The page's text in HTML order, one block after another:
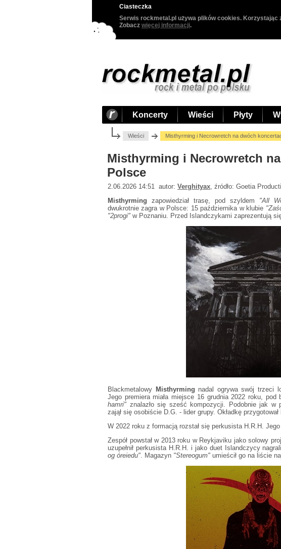
Ciasteczka
Serwis rockmetal.pl używa plików cookies. Korzystając
Zobacz więcej informacji.
Koncerty Wieści Płyty
Wieści Misthyrming i Necrowretch na dwóch
Misthyrming i Necrowretch
Polsce
2.06.2026 14:51 autor: Verghityax , źródło: Goetia
Misthyrming zapowiedział trasę, pod szyldem "All
dwukrotnie zagra w Polsce: 15 października w klubie
"2progi" w Poznaniu. Przed Islandczykami zaprezentują
Blackmetalowy Misthyrming nadal ogrywa swój trzeci
Jego premiera miała miejsce 16 grudnia 2022 roku, pod
hamri" znalazło się sześć kompozycji. Podobnie jak w
zajął się osobiście D.G. - lider grupy. Okładkę przygotował
W 2022 roku z formacją rozstał się perkusista H.R.H.
Zespół powstał w 2013 roku w Reykjaviku jako solowy
uzupełnił perkusista H.R.H. i jako duet Islandczycy
og óreiedu" . Magazyn "Stereogum" umieścił go na liście